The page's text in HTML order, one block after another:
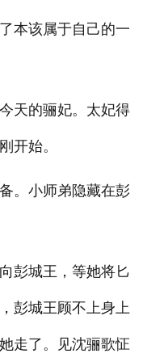
本该属于自己的一
天的骊妃。太妃得
开始。
。小师弟隐藏在彭
彭城王，等她将匕
彭城王顾不上身上
走了。见沈骊歌怔